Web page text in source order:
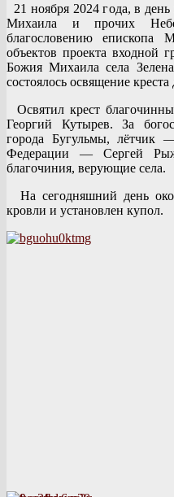
21 ноября 2024 года, в
Михаила и прочих
благословению епископа
объектов проекта входной
Божия Михаила села
состоялось освящение
Освятил крест
Георгий Кутырев. За
города Бугульмы, лётчик
Федерации — Сергей
благочиния, верующие села.
На сегодняшний день
кровли и установлен купол.